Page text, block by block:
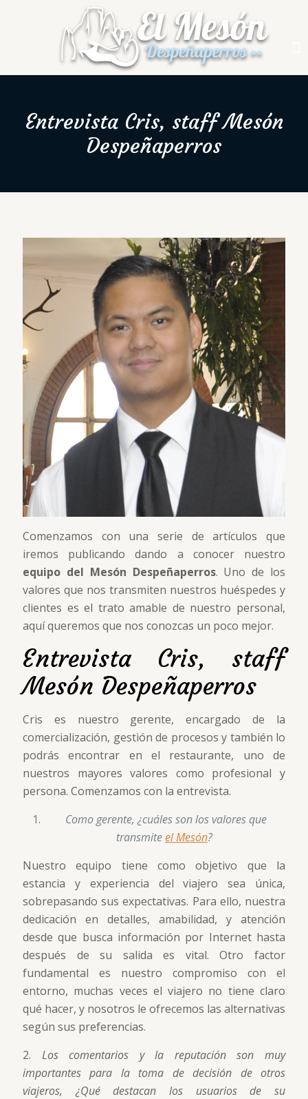
Entrevista Cris, staff Mesón
Despeñaperros
Comenzamos con una serie de artículos que
iremos publicando dando a conocer nuestro
equipo del Mesón Despeñaperros. Uno de los
valores que nos transmiten nuestros huéspedes y
clientes es el trato amable de nuestro personal,
aquí queremos que nos conozcas un poco mejor.
Entrevista Cris, staff
Mesón Despeñaperros
Cris es nuestro gerente, encargado de la
comercialización, gestión de procesos y también lo
podrás encontrar en el restaurante, uno de
nuestros mayores valores como profesional y
persona. Comenzamos con la entrevista.
Como gerente, ¿cuáles son los valores que
transmiteel Mesón?
Nuestro equipo tiene como objetivo que la
estancia y experiencia del viajero sea única,
sobrepasando sus expectativas. Para ello, nuestra
dedicación en detalles, amabilidad, y atención
desde que busca información por Internet hasta
después de su salida es vital. Otro factor
fundamental es nuestro compromiso con el
entorno, muchas veces el viajero no tiene claro
qué hacer, y nosotros le ofrecemos las alternativas
según sus preferencias.
2. Los comentarios y la reputación son muy
importantes para la toma de decisión de otros
viajeros, ¿Qué destacan los usuarios de su